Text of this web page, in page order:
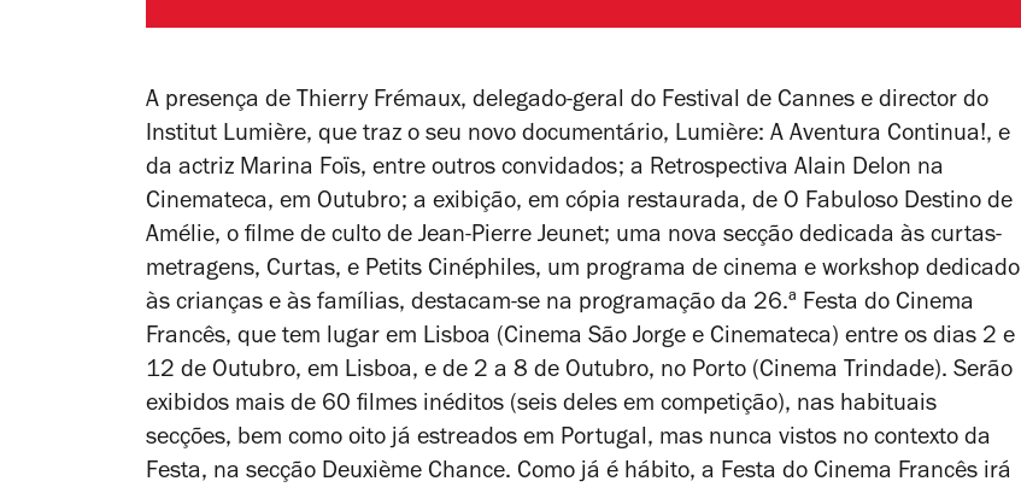
A presença de Thierry Frémaux, delegado-geral do Festival de Cannes e director do
Institut Lumière, que traz o seu novo documentário, Lumière: A Aventura Continua!, e
da actriz Marina Foïs, entre outros convidados; a Retrospectiva Alain Delon na
Cinemateca, em Outubro; a exibição, em cópia restaurada, de O Fabuloso Destino de
Amélie, o filme de culto de Jean-Pierre Jeunet; uma nova secção dedicada às curtas-
metragens, Curtas, e Petits Cinéphiles, um programa de cinema e workshop dedicado
às crianças e às famílias, destacam-se na programação da 26.ª Festa do Cinema
Francês, que tem lugar em Lisboa (Cinema São Jorge e Cinemateca) entre os dias 2 e
12 de Outubro, em Lisboa, e de 2 a 8 de Outubro, no Porto (Cinema Trindade). Serão
exibidos mais de 60 filmes inéditos (seis deles em competição), nas habituais
secções, bem como oito já estreados em Portugal, mas nunca vistos no contexto da
Festa, na secção Deuxième Chance. Como já é hábito, a Festa do Cinema Francês irá